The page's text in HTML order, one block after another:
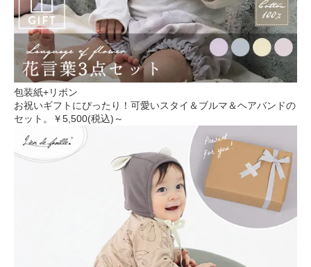
包装紙+リボン
お祝いギフトにぴったり！可愛いスタイ＆ブルマ＆ヘアバンドの
セット。
￥5,500(税込)～